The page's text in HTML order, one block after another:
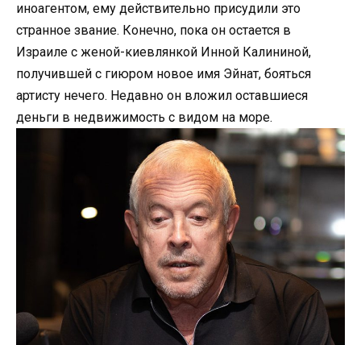
иноагентом, ему действительно присудили это
странное звание. Конечно, пока он остается в
Израиле с женой-киевлянкой Инной Калининой,
получившей с гиюром новое имя Эйнат, бояться
артисту нечего. Недавно он вложил оставшиеся
деньги в недвижимость с видом на море.